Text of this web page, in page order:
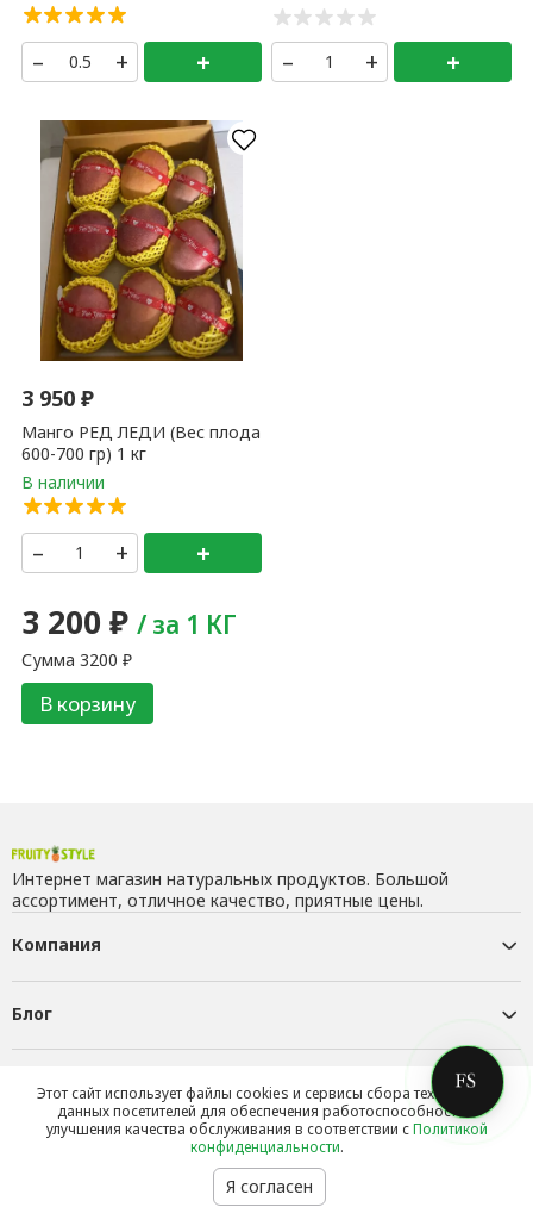
– + + – + +
3 950₽
Манго РЕД ЛЕДИ (Вес плода
600-700 гр) 1 кг
– + +
3 200₽ / за 1 КГ
Сумма3200 ₽
В корзину
Интернет магазин натуральных продуктов. Большой
ассортимент, отличное качество, приятные цены.
Компания
Блог
Контакты
Этот сайт использует файлы cookies и сервисы сбора технических
данных посетителей для обеспечения работоспособности и
улучшения качества обслуживания в соответствии сПолитикой
конфиденциальности.
Я согласен